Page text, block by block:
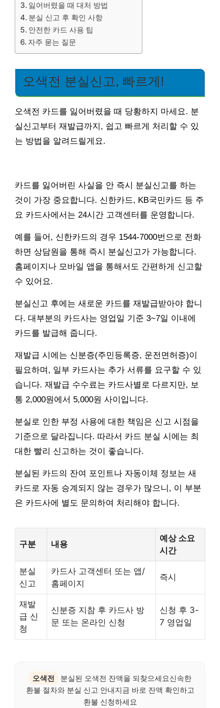
잃어버렸을 때 대처 방법
분실 신고 후 확인 사항
안전한 카드 사용 팁
자주 묻는 질문
오색전 분실신고, 빠르게!
오색전 카드를 잃어버렸을 때 당황하지 마세요. 분
실신고부터 재발급까지, 쉽고 빠르게 처리할 수 있
는 방법을 알려드릴게요.
카드를 잃어버린 사실을 안 즉시 분실신고를 하는
것이 가장 중요합니다. 신한카드, KB국민카드 등 주
요 카드사에서는 24시간 고객센터를 운영합니다.
예를 들어, 신한카드의 경우 1544-7000번으로 전화
하면 상담원을 통해 즉시 분실신고가 가능합니다.
홈페이지나 모바일 앱을 통해서도 간편하게 신고할
수 있어요.
분실신고 후에는 새로운 카드를 재발급받아야 합니
다. 대부분의 카드사는 영업일 기준 3~7일 이내에
카드를 발급해 줍니다.
재발급 시에는 신분증(주민등록증, 운전면허증)이
필요하며, 일부 카드사는 추가 서류를 요구할 수 있
습니다. 재발급 수수료는 카드사별로 다르지만, 보
통 2,000원에서 5,000원 사이입니다.
분실로 인한 부정 사용에 대한 책임은 신고 시점을
기준으로 달라집니다. 따라서 카드 분실 시에는 최
대한 빨리 신고하는 것이 좋습니다.
분실된 카드의 잔여 포인트나 자동이체 정보는 새
카드로 자동 승계되지 않는 경우가 많으니, 이 부분
은 카드사에 별도 문의하여 처리해야 합니다.
구분 내용
예상 소요
시간
분실
신고
카드사 고객센터 또는 앱/
홈페이지
즉시
재발
급 신
청
신분증 지참 후 카드사 방
문 또는 온라인 신청
신청 후 3-
7 영업일
오색전
분실된 오색전 잔액을 되찾으세요신속한
환불 절차와 분실 신고 안내지금 바로 잔액 확인하고
환불 신청하세요